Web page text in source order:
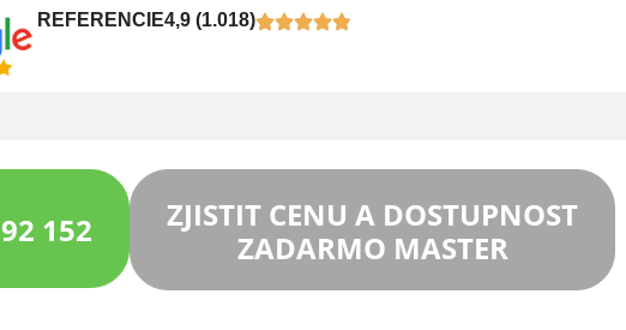
REFERENCIE4,9 (1.018)
152
ZJISTIT CENU A DOSTUPNOST
ZADARMO MASTER